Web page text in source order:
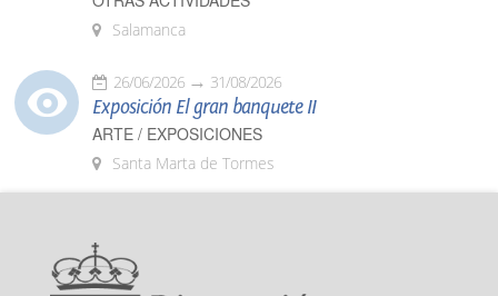
Salamanca
26/06/2026 31/08/2026
Exposición El gran banquete II
ARTE / EXPOSICIONES
Santa Marta de Tormes